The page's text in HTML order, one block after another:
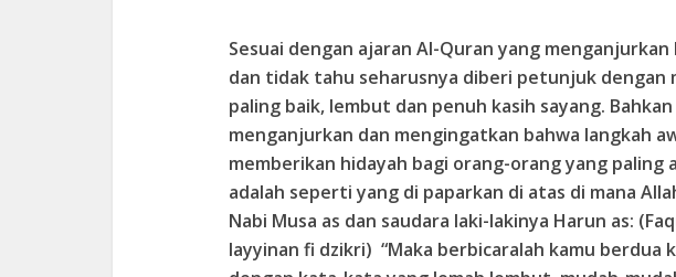
Sesuai dengan ajaran Al-Quran yang
dan tidak tahu seharusnya diberi petunjuk dengan
paling baik, lembut dan penuh kasih sayang. Bahkan
menganjurkan dan mengingatkan bahwa langkah
memberikan hidayah bagi orang-orang yang paling
adalah seperti yang di paparkan di atas di mana
Nabi Musa as dan saudara laki-lakinya Harun as:
layyinan fi dzikri) “Maka berbicaralah kamu berdua